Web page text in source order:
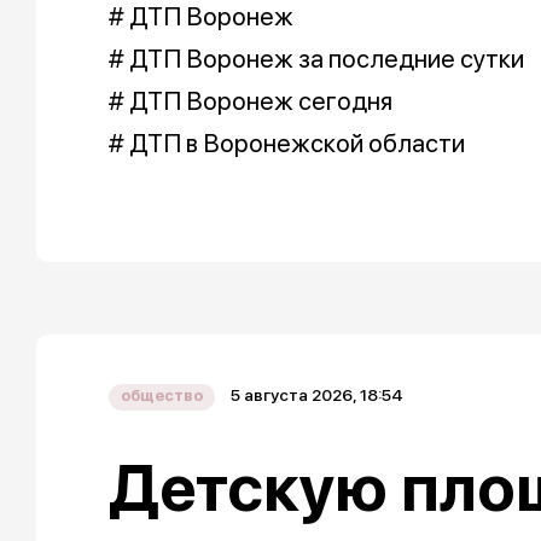
# ДТП Воронеж
# ДТП Воронеж за последние сутки
# ДТП Воронеж сегодня
# ДТП в Воронежской области
общество 5 августа 2026, 18:54
Детскую